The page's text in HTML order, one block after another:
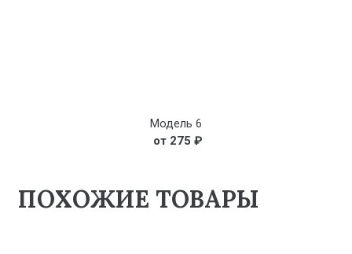
Модель 6
275 ₽
ПОХОЖИЕ ТОВАРЫ